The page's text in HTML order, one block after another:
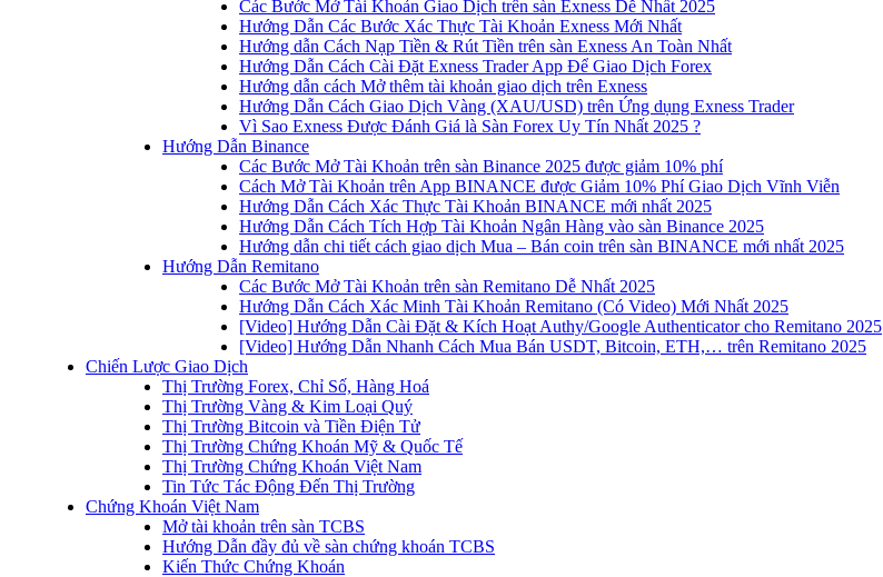
Các Bước Mở Tài Khoản Giao Dịch trên sàn Exness Dễ Nhất 2025
Hướng Dẫn Các Bước Xác Thực Tài Khoản Exness Mới Nhất
Hướng dẫn Cách Nạp Tiền & Rút Tiền trên sàn Exness An Toàn Nhất
Hướng Dẫn Cách Cài Đặt Exness Trader App Để Giao Dịch Forex
Hướng dẫn cách Mở thêm tài khoản giao dịch trên Exness
Hướng Dẫn Cách Giao Dịch Vàng (XAU/USD) trên Ứng dụng Exness Trader
Vì Sao Exness Được Đánh Giá là Sàn Forex Uy Tín Nhất 2025 ?
Hướng Dẫn Binance
Các Bước Mở Tài Khoản trên sàn Binance 2025 được giảm 10% phí
Cách Mở Tài Khoản trên App BINANCE được Giảm 10% Phí Giao Dịch Vĩnh Viễn
Hướng Dẫn Cách Xác Thực Tài Khoản BINANCE mới nhất 2025
Hướng Dẫn Cách Tích Hợp Tài Khoản Ngân Hàng vào sàn Binance 2025
Hướng dẫn chi tiết cách giao dịch Mua – Bán coin trên sàn BINANCE mới nhất 2025
Hướng Dẫn Remitano
Các Bước Mở Tài Khoản trên sàn Remitano Dễ Nhất 2025
Hướng Dẫn Cách Xác Minh Tài Khoản Remitano (Có Video) Mới Nhất 2025
[Video] Hướng Dẫn Cài Đặt & Kích Hoạt Authy/Google Authenticator cho Remitano 2025
[Video] Hướng Dẫn Nhanh Cách Mua Bán USDT, Bitcoin, ETH,… trên Remitano 2025
Chiến Lược Giao Dịch
Thị Trường Forex, Chỉ Số, Hàng Hoá
Thị Trường Vàng & Kim Loại Quý
Thị Trường Bitcoin và Tiền Điện Tử
Thị Trường Chứng Khoán Mỹ & Quốc Tế
Thị Trường Chứng Khoán Việt Nam
Tin Tức Tác Động Đến Thị Trường
Chứng Khoán Việt Nam
Mở tài khoản trên sàn TCBS
Hướng Dẫn đầy đủ về sàn chứng khoán TCBS
Kiến Thức Chứng Khoán